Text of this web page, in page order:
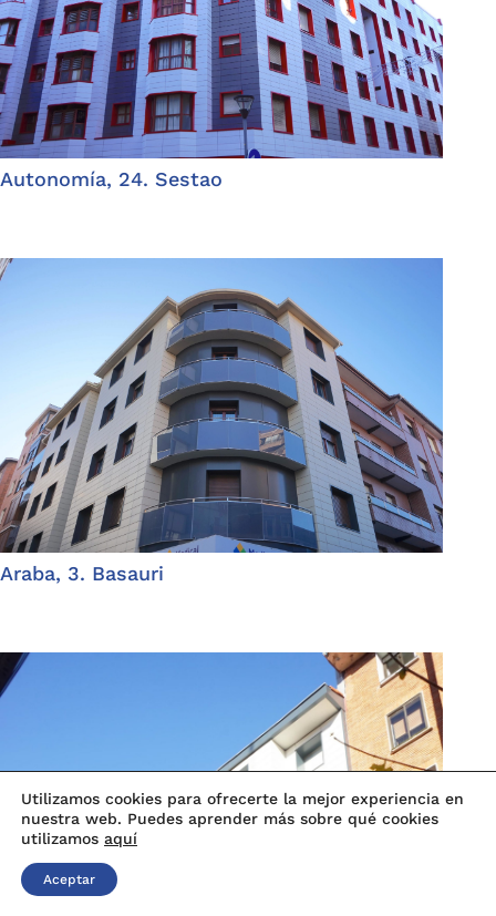
Autonomía, 24. Sestao
Araba, 3. Basauri
Utilizamos cookies para ofrecerte la mejor experiencia en
nuestra web. Puedes aprender más sobre qué cookies
utilizamos aquí
Aceptar